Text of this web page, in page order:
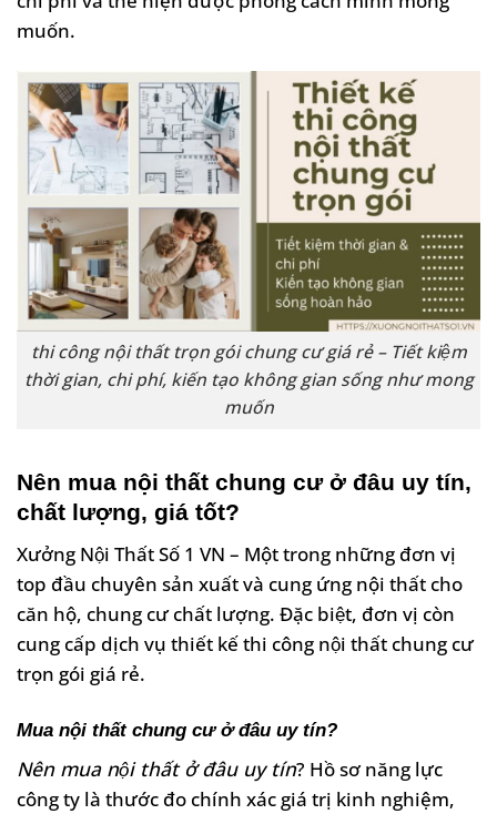
muốn.
thi công nội thất trọn gói chung cư giá rẻ – Tiết kiệm
thời gian, chi phí, kiến tạo không gian sống như mong
muốn
Nên mua nội thất chung cư ở đâu uy tín,
chất lượng, giá tốt?
Xưởng Nội Thất Số 1 VN – Một trong những đơn vị
top đầu chuyên sản xuất và cung ứng nội thất cho
căn hộ, chung cư chất lượng. Đặc biệt, đơn vị còn
cung cấp dịch vụ thiết kế thi công nội thất chung cư
trọn gói giá rẻ.
Mua nội thất chung cư ở đâu uy tín?
Nên mua nội thất ở đâu uy tín? Hồ sơ năng lực
công ty là thước đo chính xác giá trị kinh nghiệm,